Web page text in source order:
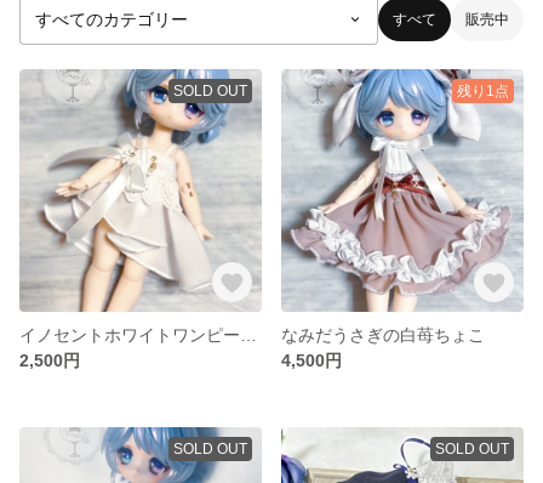
すべて 販売中
SOLD OUT
2,500円
残り1点
なみだうさぎの白苺ちょこ
4,500円
SOLD OUT SOLD OUT